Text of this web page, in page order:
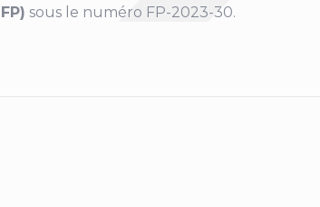
sous le numéro FP-2023-30.